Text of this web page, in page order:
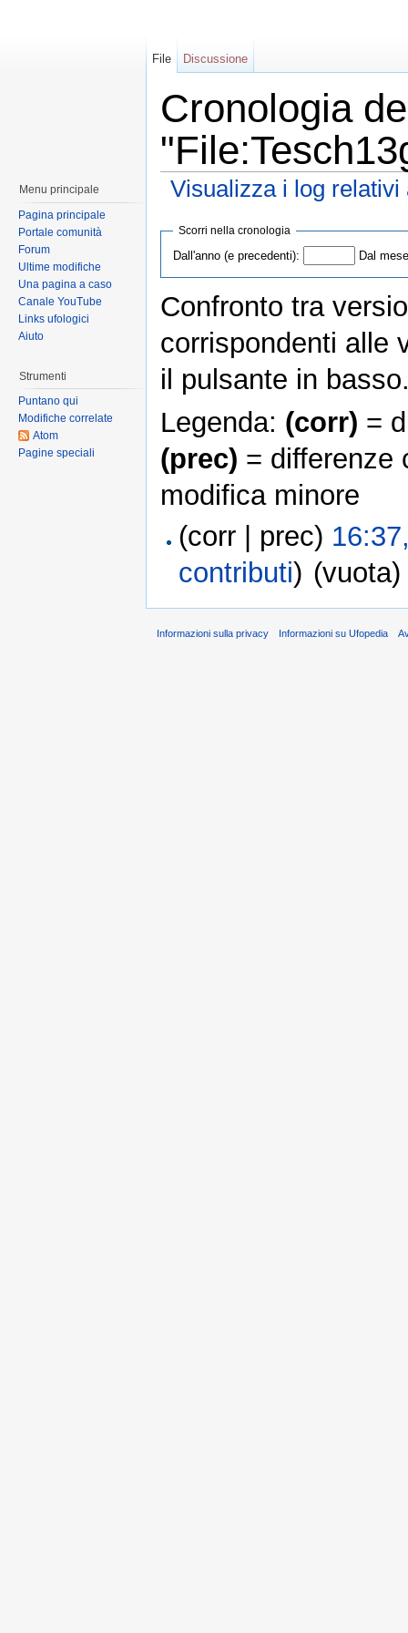
Cronologia
Visualizza i log relativi
Scorri nella cronologia
Dall'anno (e precedenti): Dal
Confronto tra
corrispondenti alle
il pulsante in
Legenda: (corr) =
(prec) = differenze
modifica minore
(corr | prec)
contributi) (vuota)
File Discussione
Menu principale
Pagina principale
Portale comunità
Forum
Ultime modifiche
Una pagina a caso
Canale YouTube
Links ufologici
Aiuto
Strumenti
Puntano qui
Modifiche correlate
Atom
Pagine speciali
Informazioni sulla privacy Informazioni su Ufopedia